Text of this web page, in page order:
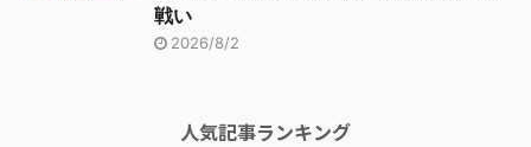
戦い
2026/8/2
人気記事ランキング